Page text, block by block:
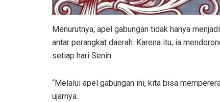
Menurutnya, apel gabungan tidak hanya
antar perangkat daerah. Karena itu, ia
setiap hari Senin.
“Melalui apel gabungan ini, kita bisa
ujarnya.